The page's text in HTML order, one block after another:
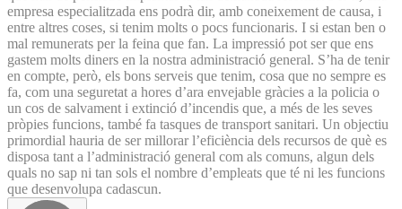
empresa especialitzada ens podrà dir, amb coneixement de causa, i
entre altres coses, si tenim molts o pocs funcionaris. I si estan ben o
mal remunerats per la feina que fan. La impressió pot ser que ens
gastem molts diners en la nostra administració general. S’ha de tenir
en compte, però, els bons serveis que tenim, cosa que no sempre es
fa, com una seguretat a hores d’ara envejable gràcies a la policia o
un cos de salvament i extinció d’incendis que, a més de les seves
pròpies funcions, també fa tasques de transport sanitari. Un objectiu
primordial hauria de ser millorar l’eficiència dels recursos de què es
disposa tant a l’administració general com als comuns, algun dels
quals no sap ni tan sols el nombre d’empleats que té ni les funcions
que des­envolupa cadascun.